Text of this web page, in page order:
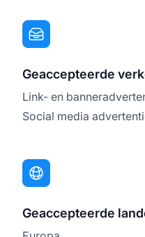
Geaccepteerde
Link- en
Social media
Geaccepteerde